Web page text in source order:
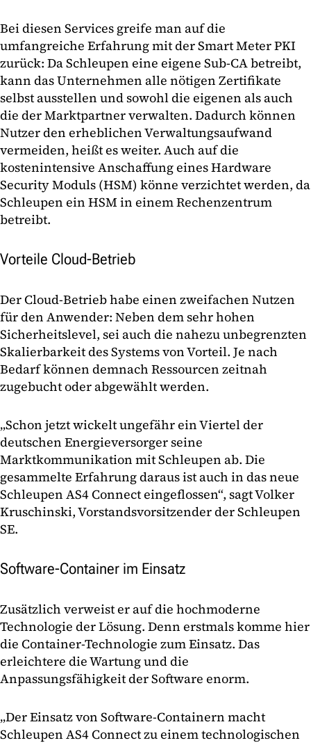
Bei diesen Services greife man auf die
umfangreiche Erfahrung mit der Smart Meter PKI
zurück: Da Schleupen eine eigene Sub-CA betreibt,
kann das Unternehmen alle nötigen Zertifikate
selbst ausstellen und sowohl die eigenen als auch
die der Marktpartner verwalten. Dadurch können
Nutzer den erheblichen Verwaltungsaufwand
vermeiden, heißt es weiter. Auch auf die
kostenintensive Anschaffung eines Hardware
Security Moduls (HSM) könne verzichtet werden, da
Schleupen ein HSM in einem Rechenzentrum
betreibt.
Vorteile Cloud-Betrieb
Der Cloud-Betrieb habe einen zweifachen Nutzen
für den Anwender: Neben dem sehr hohen
Sicherheitslevel, sei auch die nahezu unbegrenzten
Skalierbarkeit des Systems von Vorteil. Je nach
Bedarf können demnach Ressourcen zeitnah
zugebucht oder abgewählt werden.
„Schon jetzt wickelt ungefähr ein Viertel der
deutschen Energieversorger seine
Marktkommunikation mit Schleupen ab. Die
gesammelte Erfahrung daraus ist auch in das neue
Schleupen AS4 Connect eingeflossen“, sagt Volker
Kruschinski, Vorstandsvorsitzender der Schleupen
SE.
Software-Container im Einsatz
Zusätzlich verweist er auf die hochmoderne
Technologie der Lösung. Denn erstmals komme hier
die Container-Technologie zum Einsatz. Das
erleichtere die Wartung und die
Anpassungsfähigkeit der Software enorm.
„Der Einsatz von Software-Containern macht
Schleupen AS4 Connect zu einem technologischen